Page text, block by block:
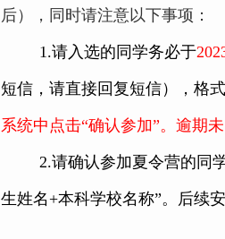
后），同时请注意以下事项：
1.请入选的同学务必于
短信，请直接回复短信），格
系统中点击“确认参加”。逾期
2.请确认参加夏令营的同
生姓名+本科学校名称”。后续